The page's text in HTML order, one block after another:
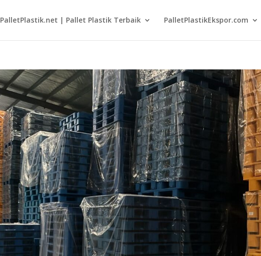
PalletPlastik.net | Pallet Plastik Terbaik PalletPlastikEkspor.com